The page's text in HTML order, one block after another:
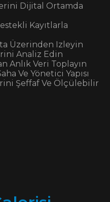
Dijital Ortamda
Kayıtlarla
Üzerinden Izleyin
Analiz Edin
Anlık Veri Toplayın
Ve Yönetici Yapısı
Şeffaf Ve Ölçülebilir